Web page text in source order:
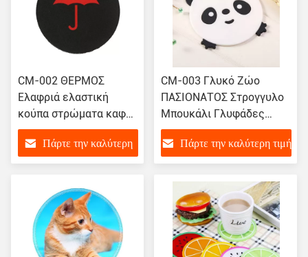
CM-002 ΘΕΡΜΟΣ
Ελαφριά ελαστική
κούπα στρώματα καφέ
κούπα μπαρ ελαστικά
ποτά ελαστικά ποτά
Πάρτε την καλύτερη
CM-003 Γλυκό Ζώο
ΠΑΣΙΟΝΑΤΟΣ Στρογγυλο
Μπουκάλι Γλυφάδες
Καφέ Μπουκάλι Μπάρ
Πάρτε την καλύτερη τιμή